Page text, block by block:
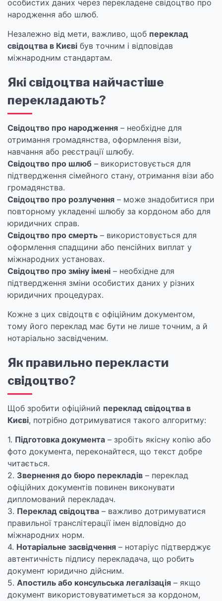
особистих даних через перекладене свідоцтво про
народження або шлюб.
Незалежно від мети, важливо, щоб переклад
свідоцтва в Києві був точним і відповідав
міжнародним стандартам.
Які свідоцтва найчастіше
перекладають?
Свідоцтво про народження – необхідне для
отримання громадянства, оформлення візи,
навчання або реєстрації шлюбу.
Свідоцтво про шлюб – використовується для
підтвердження сімейного стану, отримання візи або
громадянства.
Свідоцтво про розлучення – може знадобитися при
повторному укладенні шлюбу за кордоном або для
юридичних справ.
Свідоцтво про смерть – використовується для
оформлення спадщини або пенсійних виплат у
міжнародних установах.
Свідоцтво про зміну імені – необхідне для
підтвердження зміни особистих даних у різних
юридичних процедурах.
Кожне з цих свідоцтв є офіційним документом,
тому його переклад має бути не лише точним, а й
нотаріально засвідченим.
Як правильно перекласти
свідоцтво?
Щоб зробити офіційний переклад свідоцтва в
Києві, потрібно дотримуватися такого алгоритму:
1. Підготовка документа – зробіть якісну копію або
фото документа, переконайтеся, що текст добре
читається.
2. Звернення до бюро перекладів – переклад
офіційних документів повинен виконувати
дипломований перекладач.
3. Переклад свідоцтва – важливо дотримуватися
правильної транслітерації імен відповідно до
міжнародних норм.
4. Нотаріальне засвідчення – нотаріус підтверджує
автентичність підпису перекладача, що робить
документ юридично дійсним.
5. Апостиль або консульська легалізація – якщо
документ використовуватиметься за кордоном,